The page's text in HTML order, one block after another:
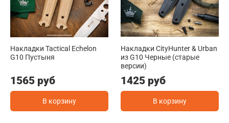
Накладки Tactical Echelon
G10 Пустыня
1565 руб
В корзину
Накладки CityHunter & Urban
из G10 Черные (старые
версии)
1425 руб
В корзину